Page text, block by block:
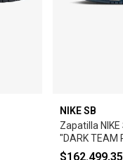
NIKE SB
Zapatilla NIKE
"DARK TEAM